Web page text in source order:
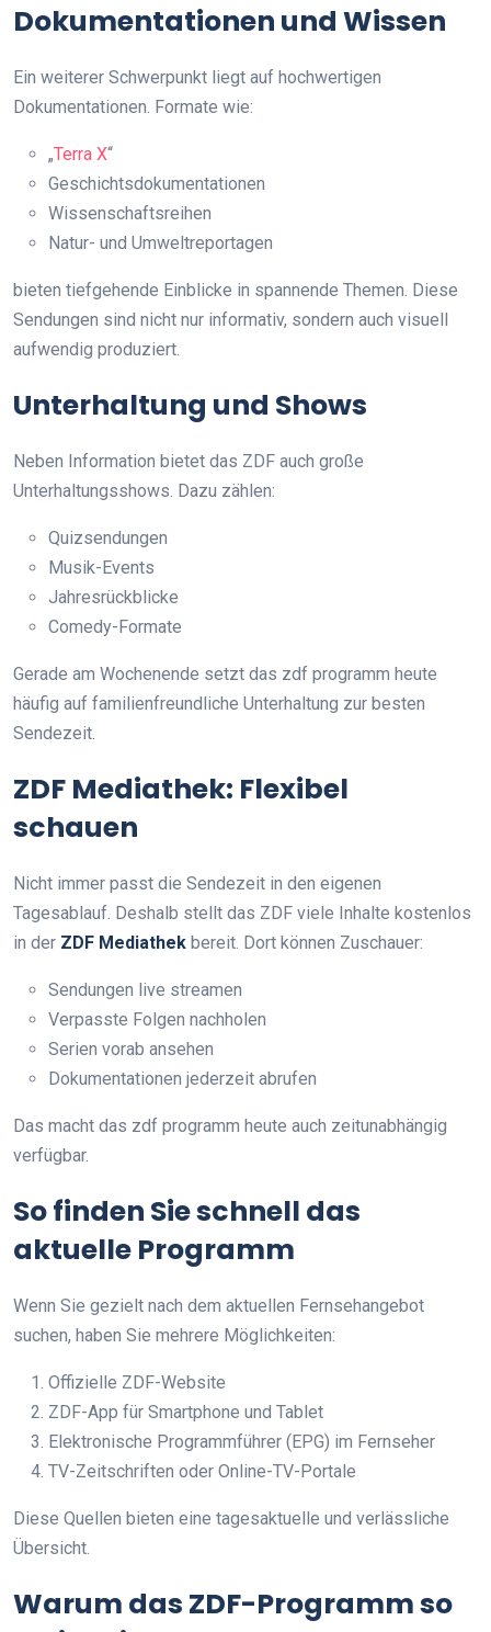
Dokumentationen und Wissen
Ein weiterer Schwerpunkt liegt auf hochwertigen
Dokumentationen. Formate wie:
„Terra X“
Geschichtsdokumentationen
Wissenschaftsreihen
Natur- und Umweltreportagen
bieten tiefgehende Einblicke in spannende Themen. Diese
Sendungen sind nicht nur informativ, sondern auch visuell
aufwendig produziert.
Unterhaltung und Shows
Neben Information bietet das ZDF auch große
Unterhaltungsshows. Dazu zählen:
Quizsendungen
Musik-Events
Jahresrückblicke
Comedy-Formate
Gerade am Wochenende setzt das zdf programm heute
häufig auf familienfreundliche Unterhaltung zur besten
Sendezeit.
ZDF Mediathek: Flexibel
schauen
Nicht immer passt die Sendezeit in den eigenen
Tagesablauf. Deshalb stellt das ZDF viele Inhalte kostenlos
in der ZDF Mediathek bereit. Dort können Zuschauer:
Sendungen live streamen
Verpasste Folgen nachholen
Serien vorab ansehen
Dokumentationen jederzeit abrufen
Das macht das zdf programm heute auch zeitunabhängig
verfügbar.
So finden Sie schnell das
aktuelle Programm
Wenn Sie gezielt nach dem aktuellen Fernsehangebot
suchen, haben Sie mehrere Möglichkeiten:
Offizielle ZDF-Website
ZDF-App für Smartphone und Tablet
Elektronische Programmführer (EPG) im Fernseher
TV-Zeitschriften oder Online-TV-Portale
Diese Quellen bieten eine tagesaktuelle und verlässliche
Übersicht.
Warum das ZDF-Programm so